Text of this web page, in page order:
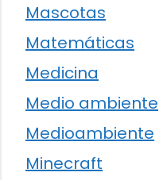
Mascotas
Matemáticas
Medicina
Medio ambiente
Medioambiente
Minecraft